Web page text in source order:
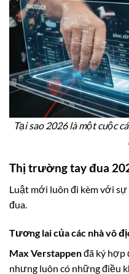
Tại sao 2026 là một cuộc
Thị trường tay đua
Luật mới luôn đi kèm với
đua.
Tương lai của các nhà vô
Max Verstappenđã ký hợp
nhưng luôn có những điều